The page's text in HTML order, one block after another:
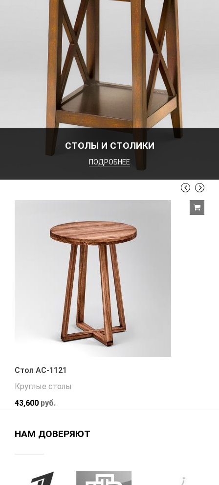
СТОЛЫ И СТОЛИКИ
ПОДРОБНЕЕ
Стол АС-1121
Круглые столы
43,600 руб.
НАМ ДОВЕРЯЮТ